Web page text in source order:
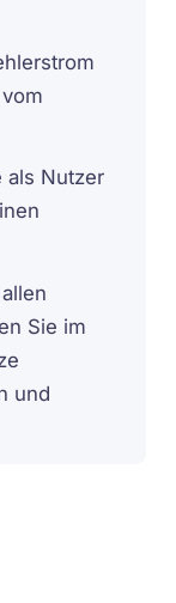
als Nutzer
Sie im
und